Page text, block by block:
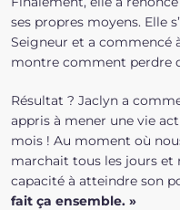
ses propres moyens. Elle
Seigneur et a commencé
montre comment perdre
Résultat ? Jaclyn a
appris à mener une vie
mois ! Au moment où
marchait tous les jours et
capacité à atteindre son
fait ça ensemble. »